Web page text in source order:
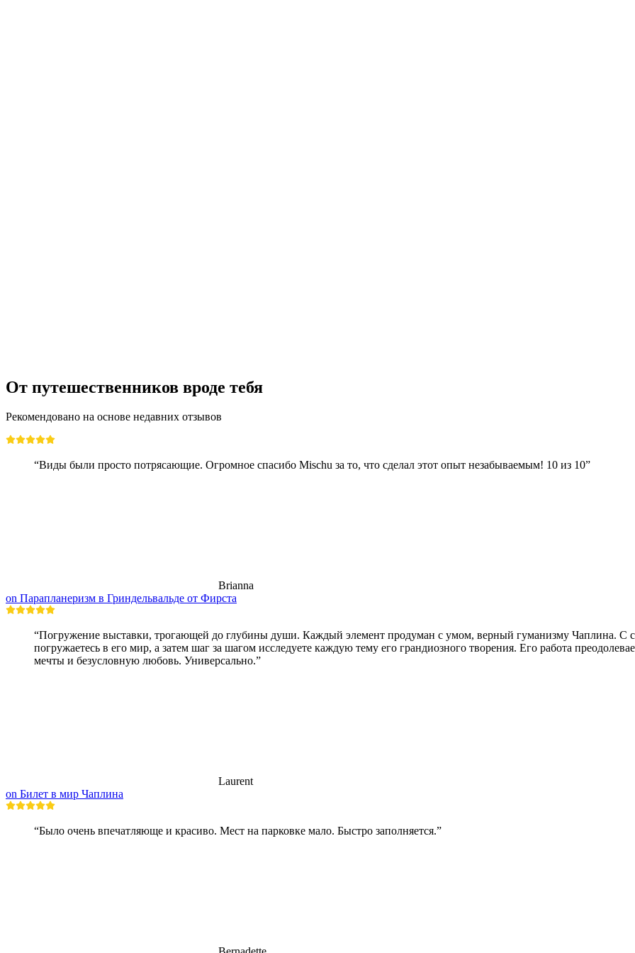
От путешественников вроде тебя
Рекомендовано на основе недавних отзывов
“Виды были просто потрясающие. Огромное спасибо Mischu за то, что сделал этот опыт незабываемым! 10 из 10”
Brianna
on Парапланеризм в Гриндельвальде от Фирста
“Погружение выставки, трогающей до глубины души. Каждый элемент продуман с умом, верный гуманизму Чаплина. С
погружаетесь в его мир, а затем шаг за шагом исследуете каждую тему его грандиозного творения. Его работа
мечты и безусловную любовь. Универсально.”
Laurent
on Билет в мир Чаплина
“Было очень впечатляюще и красиво. Мест на парковке мало. Быстро заполняется.”